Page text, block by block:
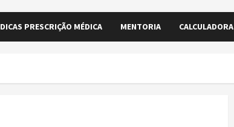
DICAS PRESCRIÇÃO MÉDICA MENTORIA CALCULADORA